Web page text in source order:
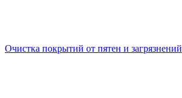
Очистка покрытий от пятен и загрязнений